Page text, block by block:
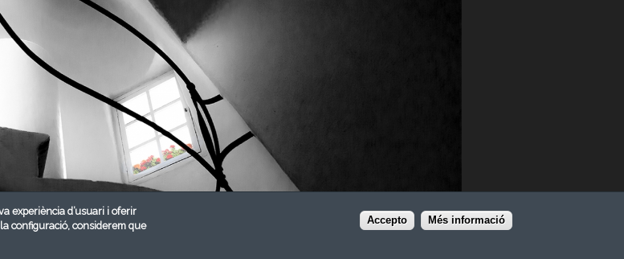
experiència d’usuari i oferir
configuració, considerem que
Accepto Més informació